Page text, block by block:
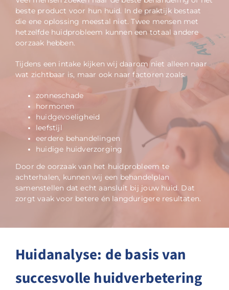
beste product voor hun huid. In de praktijk bestaat
die ene oplossing meestal niet. Twee mensen met
hetzelfde huidprobleem kunnen een totaal andere
oorzaak hebben.
Tijdens een intake kijken wij daarom niet alleen naar
wat zichtbaar is, maar ook naar factoren zoals:
zonneschade
hormonen
huidgevoeligheid
leefstijl
eerdere behandelingen
huidige huidverzorging
Door de oorzaak van het huidprobleem te
achterhalen, kunnen wij een behandelplan
samenstellen dat echt aansluit bij jouw huid. Dat
zorgt vaak voor betere én langdurigere resultaten.
Huidanalyse: de basis van
succesvolle huidverbetering